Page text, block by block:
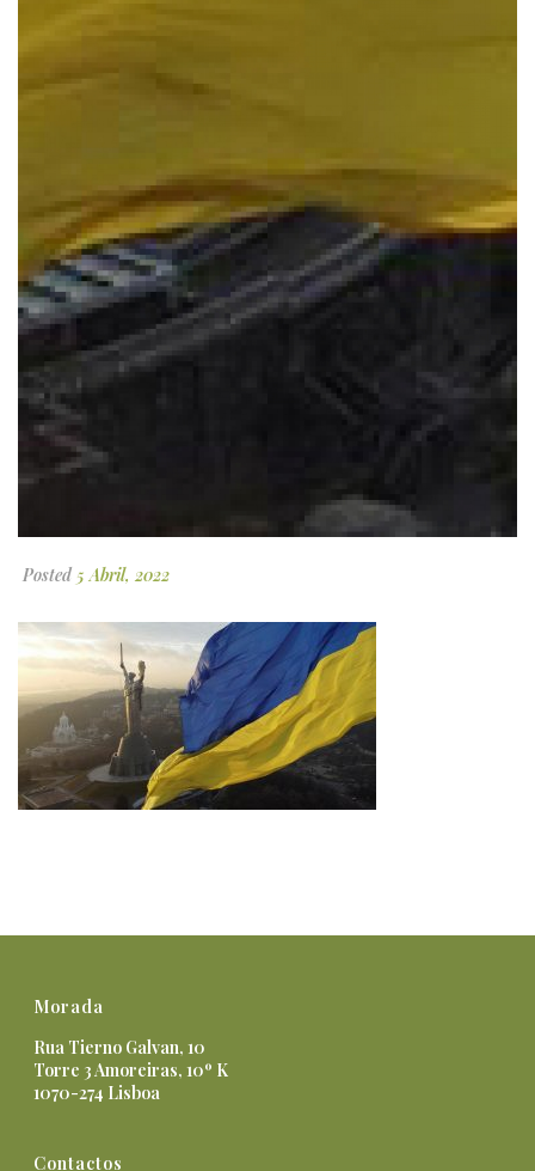
Posted 5 Abril, 2022
Morada
Rua Tierno Galvan, 10
Torre 3 Amoreiras, 10º K
1070-274 Lisboa
Contactos